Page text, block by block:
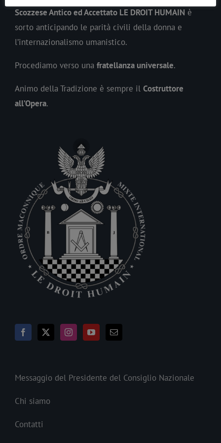
Scozzese Antico ed Accettato LE DROIT HUMAIN è
sorto anticipando le parità civili della donna e
l’internazionalismo umanistico.
Procediamo verso una fratellanza universale.
Animo della Tradizione è sempre il Costruttore
all’Opera.
Messaggio del Presidente del Consiglio Nazionale
Chi siamo
Contatti